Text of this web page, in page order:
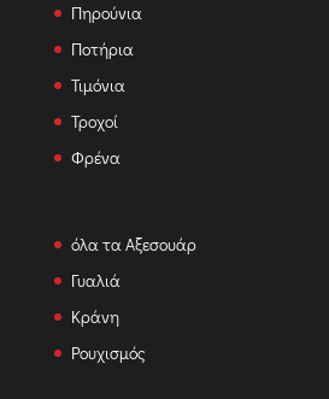
Πηρούνια
Ποτήρια
Τιμόνια
Τροχοί
Φρένα
όλα τα Αξεσουάρ
Γυαλιά
Κράνη
Ρουχισμός